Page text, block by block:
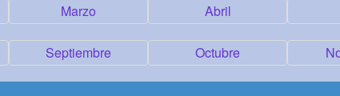
Marzo Abril
Septiembre Octubre